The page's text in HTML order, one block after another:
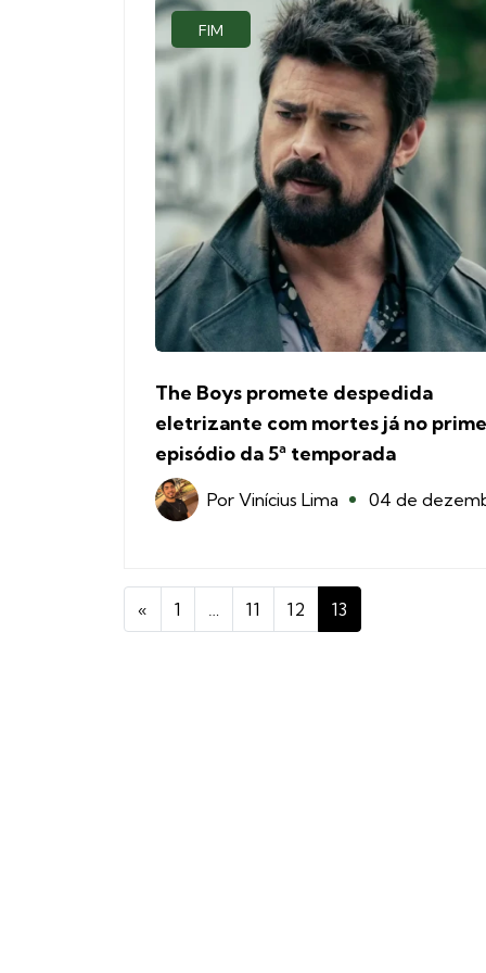
FIM
The Boys promete despedida
eletrizante com mortes já no
episódio da 5ª temporada
Por Vinícius Lima 04 de
« 1 … 11 12 13